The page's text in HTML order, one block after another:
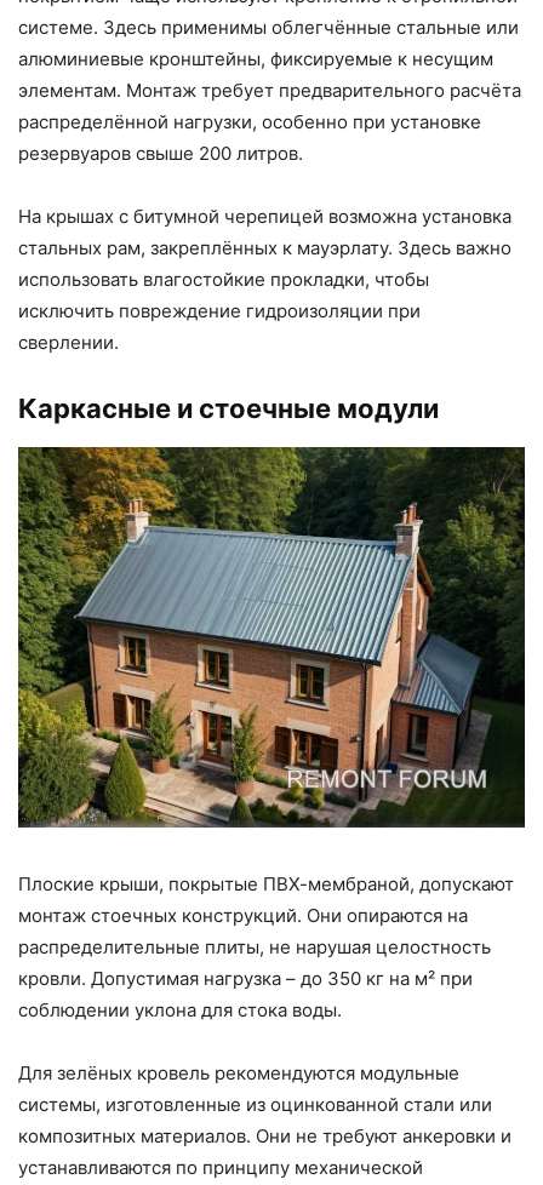
системе. Здесь применимы облегчённые стальные или
алюминиевые кронштейны, фиксируемые к несущим
элементам. Монтаж требует предварительного расчёта
распределённой нагрузки, особенно при установке
резервуаров свыше 200 литров.
На крышах с битумной черепицей возможна установка
стальных рам, закреплённых к мауэрлату. Здесь важно
использовать влагостойкие прокладки, чтобы
исключить повреждение гидроизоляции при
сверлении.
Каркасные и стоечные модули
Плоские крыши, покрытые ПВХ-мембраной, допускают
монтаж стоечных конструкций. Они опираются на
распределительные плиты, не нарушая целостность
кровли. Допустимая нагрузка – до 350 кг на м² при
соблюдении уклона для стока воды.
Для зелёных кровель рекомендуются модульные
системы, изготовленные из оцинкованной стали или
композитных материалов. Они не требуют анкеровки и
устанавливаются по принципу механической